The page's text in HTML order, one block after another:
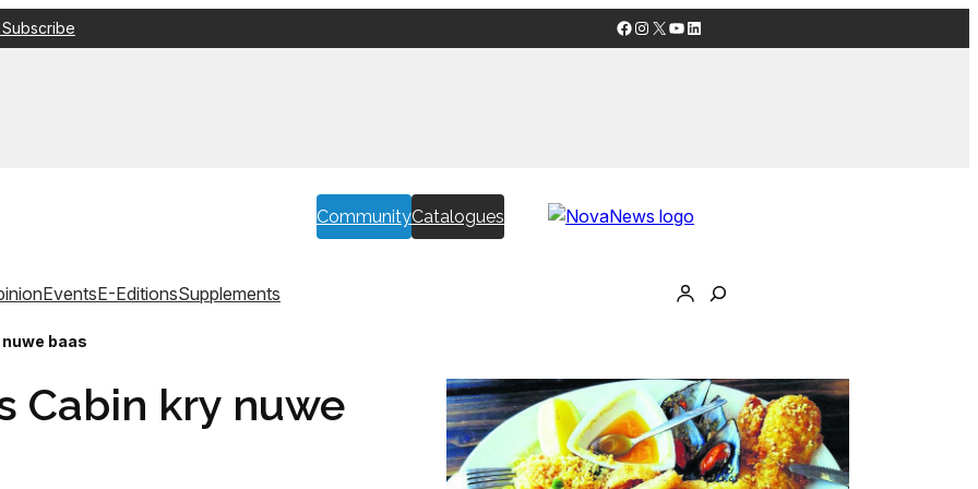
Facebook
Instagram
X YouTube
LinkedIn
CommunityCatalogues
EventsE-EditionsSupplements
baas
Cabin kry nuwe